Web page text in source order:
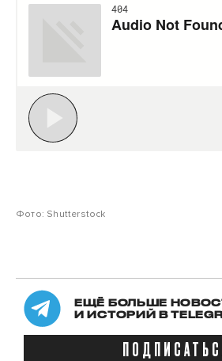
Фото: Shutterstock
ЕЩЁ БОЛЬШЕ
И ИСТОРИЙ В